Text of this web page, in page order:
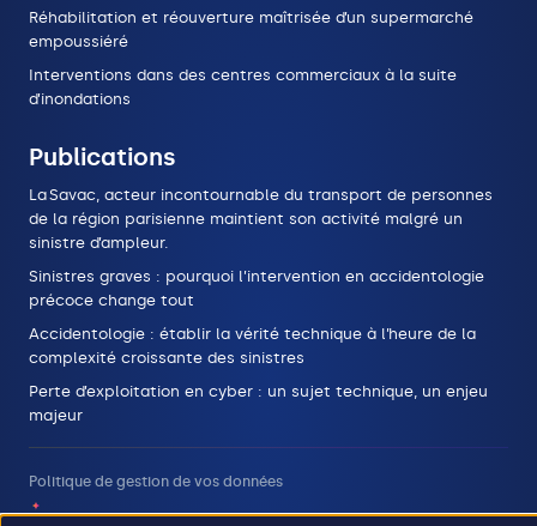
Réhabilitation et réouverture maîtrisée d’un supermarché
empoussiéré
Interventions dans des centres commerciaux à la suite
d’inondations
Publications
La Savac, acteur incontournable du transport de personnes
de la région parisienne maintient son activité malgré un
sinistre d’ampleur.
Sinistres graves : pourquoi l’intervention en accidentologie
précoce change tout
Accidentologie : établir la vérité technique à l’heure de la
complexité croissante des sinistres
Perte d’exploitation en cyber : un sujet technique, un enjeu
majeur
Politique de gestion de vos données